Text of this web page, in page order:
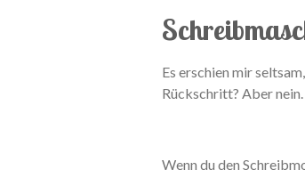
Es erschien mir
Rückschritt? Aber
Wenn du den